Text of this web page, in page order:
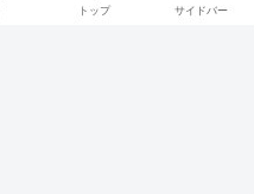
トップ サイドバー